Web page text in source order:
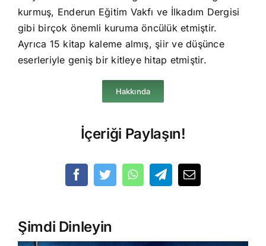
kurmuş, Enderun Eğitim Vakfı ve İlkadım Dergisi
gibi birçok önemli kuruma öncülük etmiştir.
Ayrıca 15 kitap kaleme almış, şiir ve düşünce
eserleriyle geniş bir kitleye hitap etmiştir.
Hakkında
İçeriği Paylaşın!
Şimdi Dinleyin